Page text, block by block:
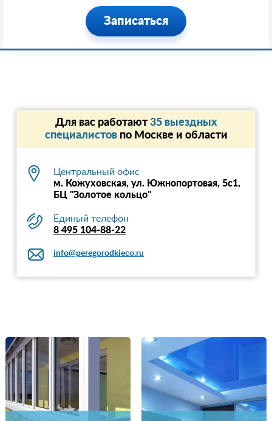
Записаться
Для вас работают35 выездных
специалистовпо Москве и области
Центральный офис
м. Кожуховская, ул. Южнопортовая, 5с1,
БЦ "Золотое кольцо"
Единый телефон
8 495 104-88-22
info@peregorodkieco.ru